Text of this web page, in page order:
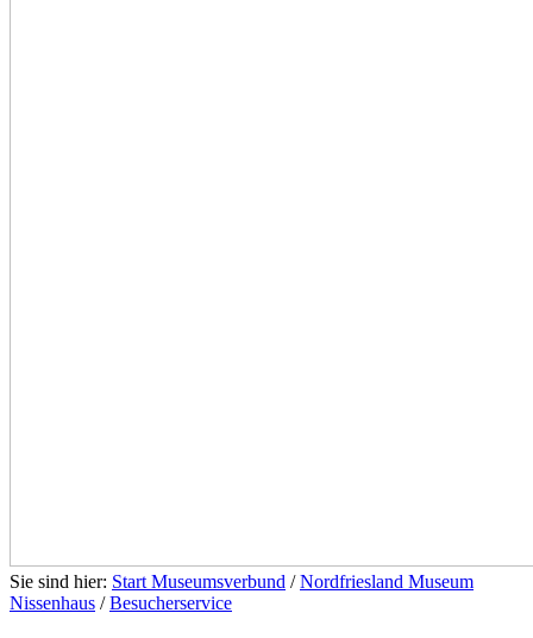
Sie sind hier: Start Museumsverbund /Nordfriesland Museum
Nissenhaus /Besucherservice